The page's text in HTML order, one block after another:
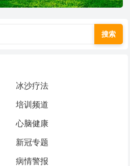
搜索
冰沙疗法
培训频道
心脑健康
新冠专题
病情警报